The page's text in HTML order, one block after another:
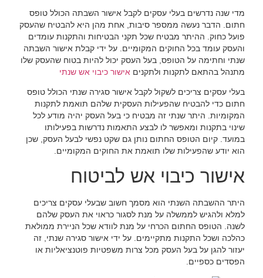
מדי שנה נדרשים בעלי עסקים לקבל אישור השבתה הכולל טופס
חתום. הדבר נעשה ממספר סיבות, אחת מהן היא להבטיח שהעסק
פועל כחוק. ההיתר מבטיח שכל תקני הבטיחות והתקנות עומדים
והעסק עומד בכל החוקים המקומיים. על ידי קבלת אישור השבתה
שנתי וחתימה על הטופס, בעל העסק יכול להיות בטוח שהעסק שלו
מתנהל בהתאם לתקנות ולתקנים אישור כיבוי אש שנתי
בעלי עסקים צריכים לשקול לקבל אישור סגירה שנתי הכולל טופס
חתום כדי להבטיח שהפעילות העסקית שלהם תואמת לתקנות
המקומיות. היתר שנתי זה מבטיח כי בעל העסק יהיה מודע לכל
שינוי בתקנות ומאפשר לו לבצע התאמות נדרשות בפעילותו
במועד. קיום הטופס החתום נותן גם שקט נפשי לבעל העסק, שכן
הוא יודע שהפעילות שלו תואמת את החוקים המקומיים.
אישור כיבוי אש לביטוח
היתר ההשבתה השנתי הוא מסמך חשוב שבעלי עסקים צריכים
למלא ולהגיש לממשלה על מנת לסגור כראוי את העסק שלהם
לשנה. הטופס החתום הכרחי על מנת לוודא שכל הניירת ממולאת
כהלכה ושכל התקנות מתקיימים. על ידי אישור סגירה שנתי, זה
יעזור להגן על בעל העסק מכל צרות משפטיות פוטנציאליות או
הפסדים כספיים.